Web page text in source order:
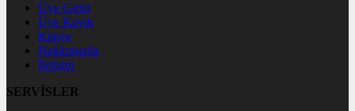
Üye Girişi
Üye Kaydı
Künye
Hakkımızda
İletişim
SERVİSLER